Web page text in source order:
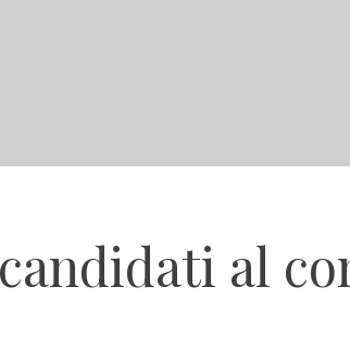
al